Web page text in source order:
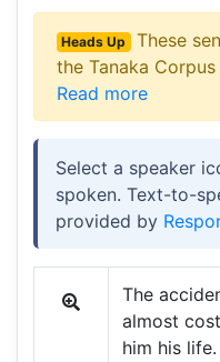
Heads Up
These
the Tanaka
Read more
Select a speaker
spoken. Text-to-
provided by
The
almost cost
him his life.